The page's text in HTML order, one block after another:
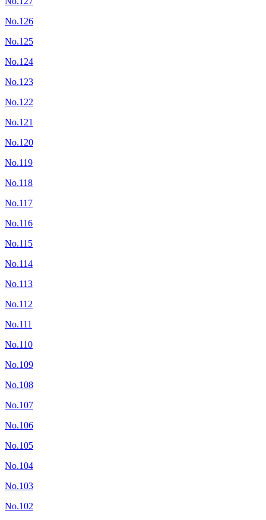
No.126
No.125
No.124
No.123
No.122
No.121
No.120
No.119
No.118
No.117
No.116
No.115
No.114
No.113
No.112
No.111
No.110
No.109
No.108
No.107
No.106
No.105
No.104
No.103
No.102